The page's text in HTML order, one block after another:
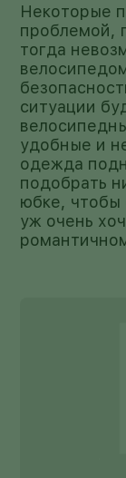
Некоторые
проблемой,
тогда
ситуации
удобные и
одежда
подобрать
юбке, чтобы
уж очень